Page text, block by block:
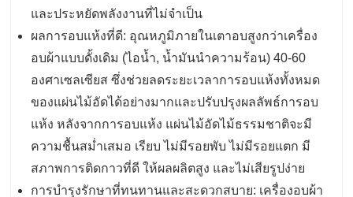
และประหยัดพลังงานที่ไม่จำเป็น
ผลการอบแห้งที่ดี: อุณหภูมิภายในเตาอบสูงกว่าเครื่อง
อบผ้าแบบดั้งเดิม (ไอน้ำ, น้ำมันนำความร้อน) 40-60
องศาเซลเซียส ซึ่งช่วยลดระยะเวลาการอบแห้งทั้งหมด
ของแผ่นไม้อัดได้อย่างมากและปรับปรุงผลลัพธ์การอบ
แห้ง หลังจากการอบแห้ง แผ่นไม้อัดไม้ธรรมชาติจะมี
ความชื้นสม่ำเสมอ เรียบ ไม่มีรอยพับ ไม่มีรอยแตก มี
สภาพการติดกาวที่ดี ให้ผลผลิตสูง และไม่เสียรูปง่าย
การบำรุงรักษาที่ทนทานและสะดวกสบาย: เครื่องอบผ้า